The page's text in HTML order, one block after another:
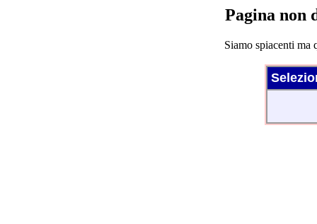
Pagina non
Siamo spiacenti ma